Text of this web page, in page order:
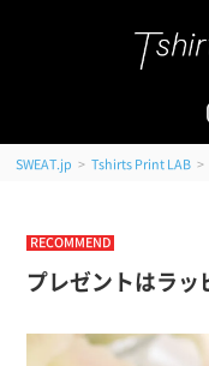
SWEAT.jp > Tshirts Print LAB >
RECOMMEND
プレゼントはラッ